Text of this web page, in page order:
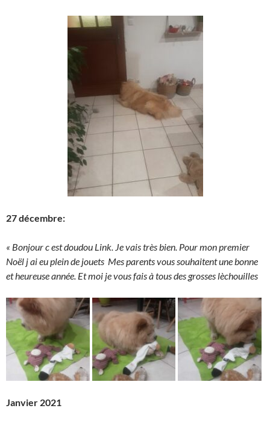
27 décembre:
« Bonjour c est doudou Link. Je vais très bien. Pour mon premier
Noël j ai eu plein de jouets Mes parents vous souhaitent une bonne
et heureuse année. Et moi je vous fais à tous des grosses lèchouilles
Janvier 2021